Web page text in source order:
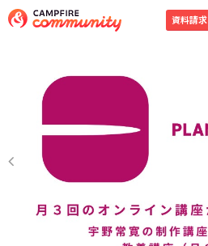
資料請求